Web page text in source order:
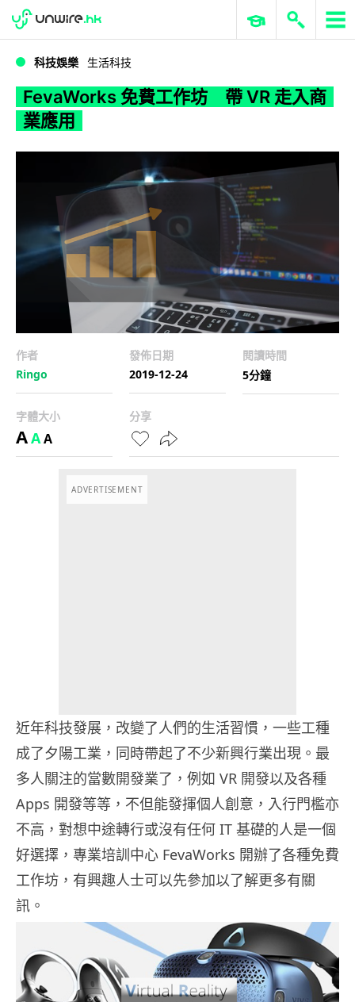
WWDC 2026 ERP 與商業 AI
科技娛樂 生活科技
FevaWorks 免費工作坊 帶 VR 走入商
業應用
作者
Ringo
發佈日期
2019-12-24
閱讀時間
5分鐘
字體大小
AAA
分享
ADVERTISEMENT
近年科技發展，改變了人們的生活習慣，一些工種
成了夕陽工業，同時帶起了不少新興行業出現。最
多人關注的當數開發業了，例如 VR 開發以及各種
Apps 開發等等，不但能發揮個人創意，入行門檻亦
不高，對想中途轉行或沒有任何 IT 基礎的人是一個
好選擇，專業培訓中心 FevaWorks 開辦了各種免費
工作坊，有興趣人士可以先參加以了解更多有關
訊。